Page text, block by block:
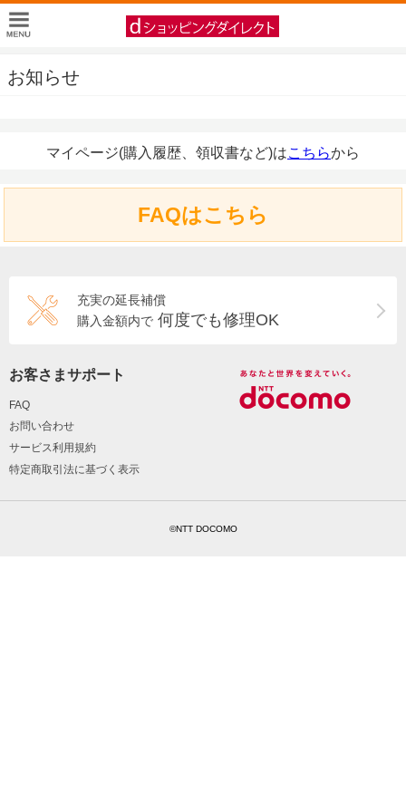
お知らせ
マイページ(購入履歴、領収書など)はこちらから
FAQはこちら
充実の延長補償
購入金額内で 何度でも修理OK
お客さまサポート
FAQ
お問い合わせ
サービス利用規約
特定商取引法に基づく表示
©NTT DOCOMO